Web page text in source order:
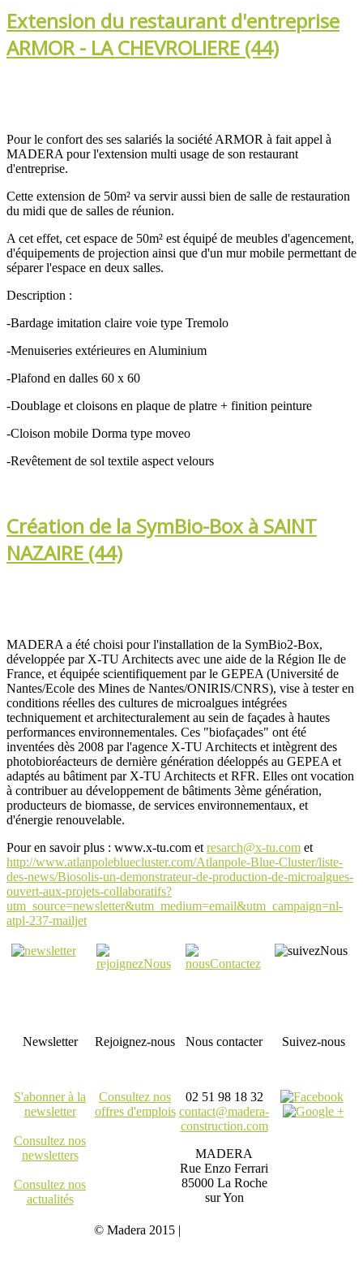
Extension du restaurant d'entreprise
ARMOR - LA CHEVROLIERE (44)
Pour le confort des ses salariés la société ARMOR à fait appel à
MADERA pour l'extension multi usage de son restaurant
d'entreprise.
Cette extension de 50m² va servir aussi bien de salle de restauration
du midi que de salles de réunion.
A cet effet, cet espace de 50m² est équipé de meubles d'agencement,
d'équipements de projection ainsi que d'un mur mobile permettant de
séparer l'espace en deux salles.
Description :
-Bardage imitation claire voie type Tremolo
-Menuiseries extérieures en Aluminium
-Plafond en dalles 60 x 60
-Doublage et cloisons en plaque de platre + finition peinture
-Cloison mobile Dorma type moveo
-Revêtement de sol textile aspect velours
Création de la SymBio-Box à SAINT
NAZAIRE (44)
MADERA a été choisi pour l'installation de la SymBio2-Box,
développée par X-TU Architects avec une aide de la Région Ile de
France, et équipée scientifiquement par le GEPEA (Université de
Nantes/Ecole des Mines de Nantes/ONIRIS/CNRS), vise à tester en
conditions réelles des cultures de microalgues intégrées
techniquement et architecturalement au sein de façades à hautes
performances environnementales. Ces "biofaçades" ont été
inventées dès 2008 par l'agence X-TU Architects et intègrent des
photobioréacteurs de dernière génération déeloppés au GEPEA et
adaptés au bâtiment par X-TU Architects et RFR. Elles ont vocation
à contribuer au développement de bâtiments 3ème génération,
producteurs de biomasse, de services environnementaux, et
d'énergie renouvelable.
Pour en savoir plus : www.x-tu.com et resarch@x-tu.com et
http://www.atlanpolebluecluster.com/Atlanpole-Blue-Cluster/liste-
des-news/Biosolis-un-demonstrateur-de-production-de-microalgues-
ouvert-aux-projets-collaboratifs?
utm_source=newsletter&utm_medium=email&utm_campaign=nl-
atpl-237-mailjet
Newsletter
S'abonner à la
newsletter
Consultez nos
newsletters
Consultez nos
actualités
Rejoignez-nous
Consultez nos
offres d'emplois
Nous contacter
02 51 98 18 32
contact@madera-
construction.com
MADERA
Rue Enzo Ferrari
85000 La Roche
sur Yon
Suivez-nous
© Madera 2015 |